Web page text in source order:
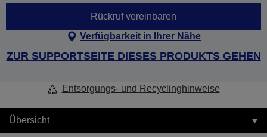
Rückruf vereinbaren
Verfügbarkeit in Ihrer Nähe
ZUR SUPPORTSEITE DIESES PRODUKTS GEHEN
Entsorgungs- und Recyclinghinweise
Übersicht